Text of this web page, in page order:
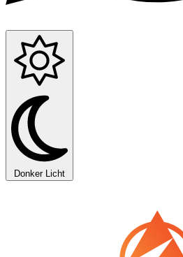
Donker Licht